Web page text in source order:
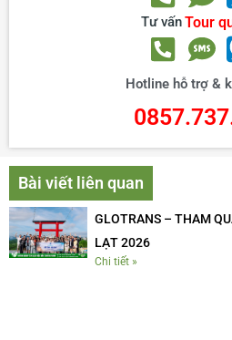
Tư vấnTour
Hotline hỗ trợ &
Bài viết liên quan
GLOTRANS – THAM
LẠT 2026
Chi tiết »